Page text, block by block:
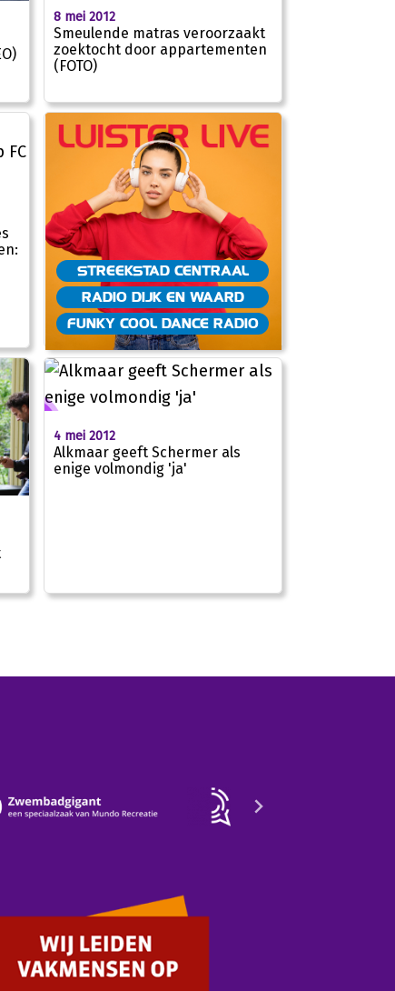
8 mei 2012
Smeulende matras veroorzaakt
zoektocht door appartementen
(FOTO)
STREEKSTAD CENTRAAL
RADIO DIJK EN WAARD
FUNKY COOL DANCE RADIO
4 mei 2012
Alkmaar geeft Schermer als
enige volmondig 'ja'